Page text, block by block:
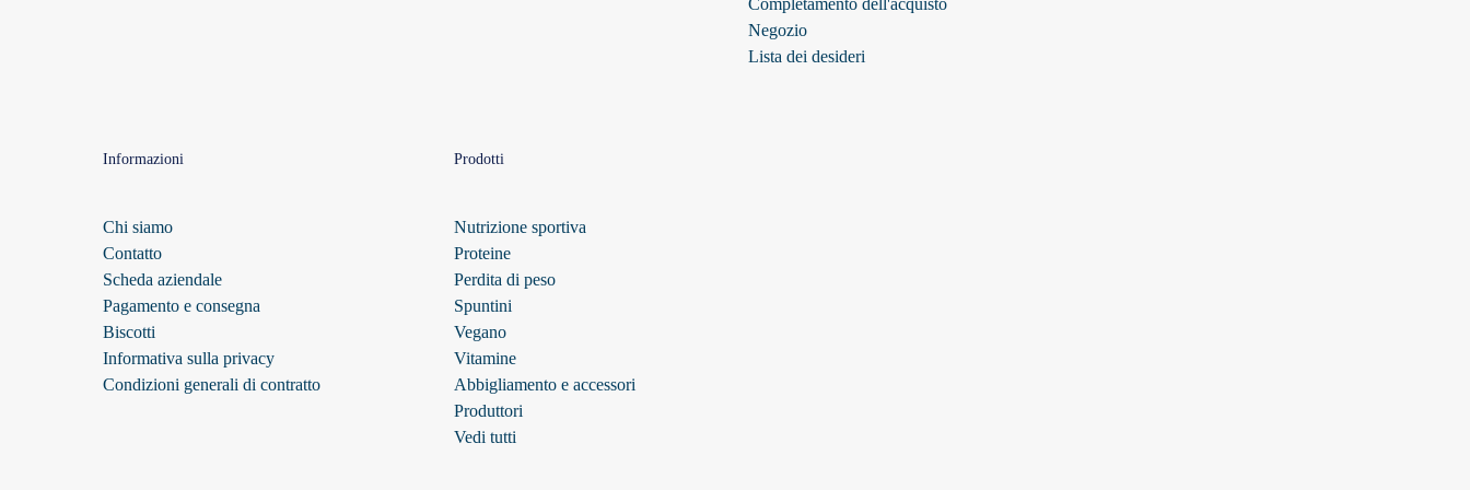
Negozio
Lista dei desideri
Informazioni
Chi siamo
Contatto
Scheda aziendale
Pagamento e consegna
Biscotti
Informativa sulla privacy
Condizioni generali di contratto
Prodotti
Nutrizione sportiva
Proteine
Perdita di peso
Spuntini
Vegano
Vitamine
Abbigliamento e accessori
Produttori
Vedi tutti